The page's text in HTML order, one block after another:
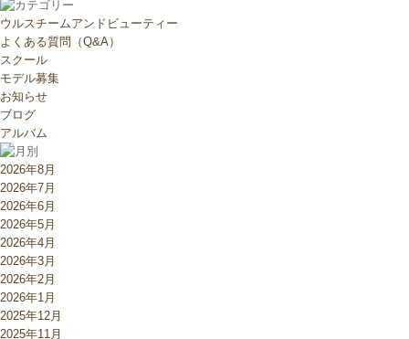
ウルスチームアンドビューティー
よくある質問（Q&A）
スクール
モデル募集
お知らせ
ブログ
アルバム
2026年8月
2026年7月
2026年6月
2026年5月
2026年4月
2026年3月
2026年2月
2026年1月
2025年12月
2025年11月